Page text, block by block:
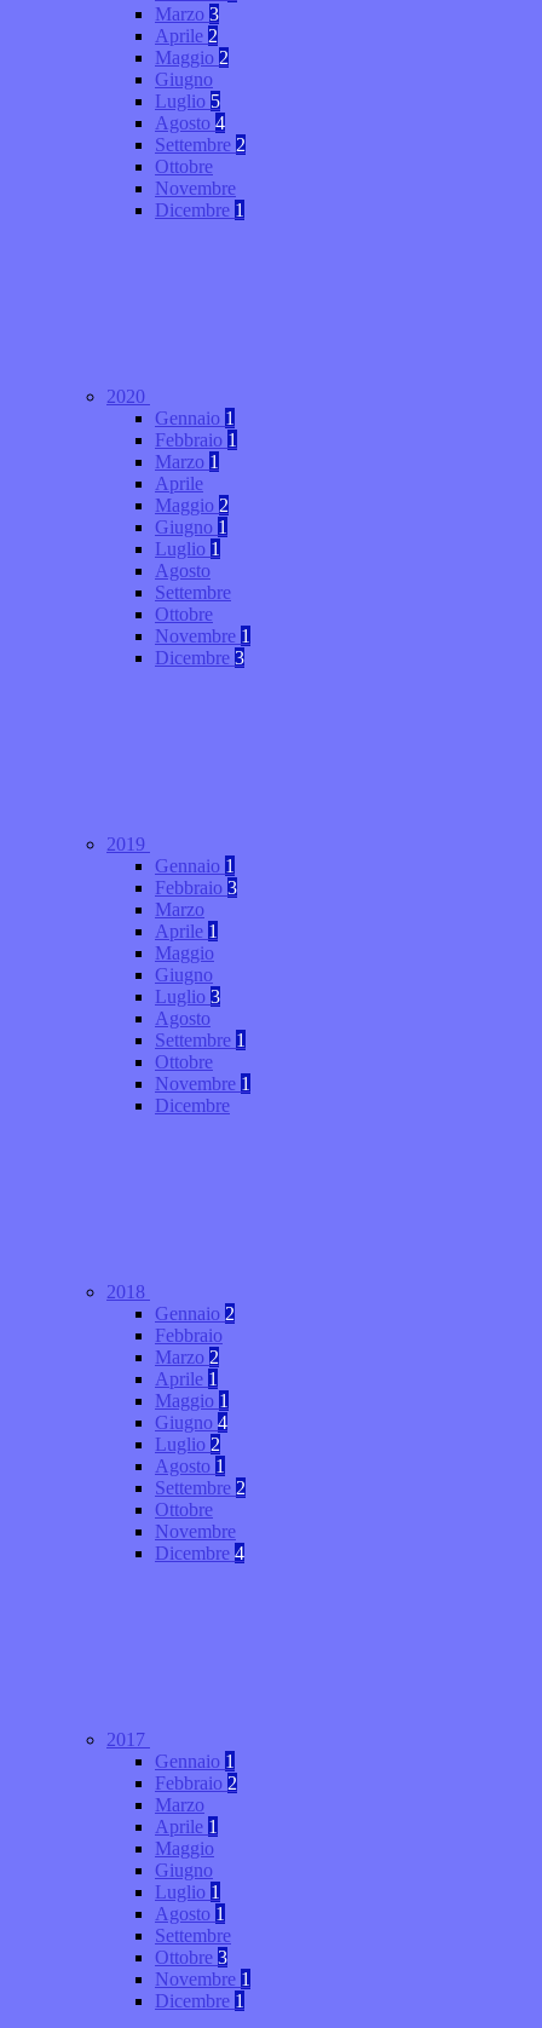
Marzo 3
Aprile 2
Maggio 2
Giugno
Luglio 5
Agosto 4
Settembre 2
Ottobre
Novembre
Dicembre 1
2020
Gennaio 1
Febbraio 1
Marzo 1
Aprile
Maggio 2
Giugno 1
Luglio 1
Agosto
Settembre
Ottobre
Novembre 1
Dicembre 3
2019
Gennaio 1
Febbraio 3
Marzo
Aprile 1
Maggio
Giugno
Luglio 3
Agosto
Settembre 1
Ottobre
Novembre 1
Dicembre
2018
Gennaio 2
Febbraio
Marzo 2
Aprile 1
Maggio 1
Giugno 4
Luglio 2
Agosto 1
Settembre 2
Ottobre
Novembre
Dicembre 4
2017
Gennaio 1
Febbraio 2
Marzo
Aprile 1
Maggio
Giugno
Luglio 1
Agosto 1
Settembre
Ottobre 3
Novembre 1
Dicembre 1